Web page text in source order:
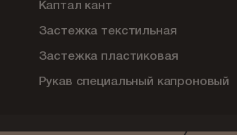
Каптал кант
Застежка текстильная
Застежка пластиковая
Рукав специальный капроновый